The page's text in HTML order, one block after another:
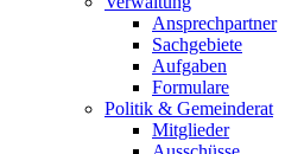
Ansprechpartner
Sachgebiete
Aufgaben
Formulare
Politik & Gemeinderat
Mitglieder